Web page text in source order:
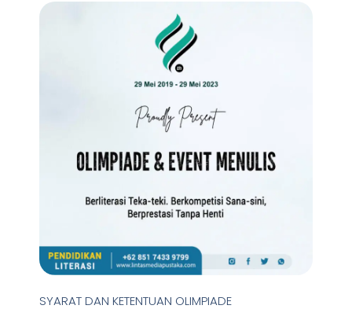
SYARAT DAN KETENTUAN OLIMPIADE